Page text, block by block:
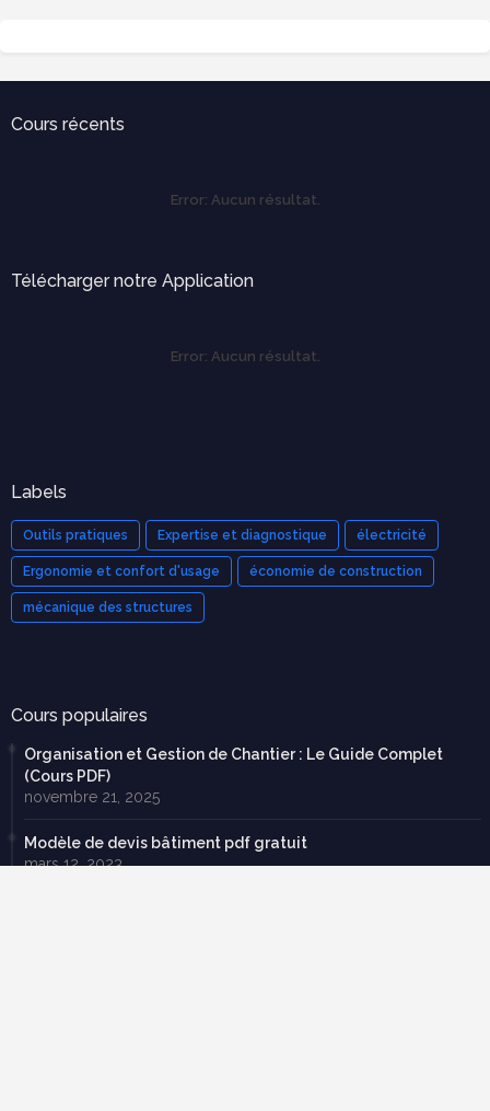
Cours récents
Error: Aucun résultat.
Télécharger notre Application
Error: Aucun résultat.
Labels
Outils pratiques Expertise et diagnostique électricité
Ergonomie et confort d'usage économie de construction
mécanique des structures
Cours populaires
Organisation et Gestion de Chantier : Le Guide Complet
(Cours PDF)
novembre 21, 2025
Modèle de devis bâtiment pdf gratuit
mars 12, 2023